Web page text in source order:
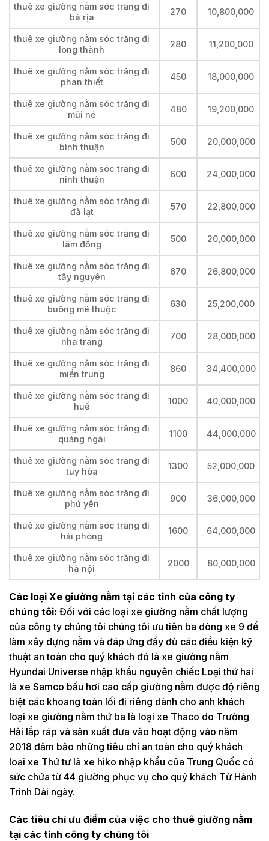
thuê xe giường nằm sóc trăng đi
bà rịa
270 10,800,000
thuê xe giường nằm sóc trăng đi
long thành
280 11,200,000
thuê xe giường nằm sóc trăng đi
phan thiết
450 18,000,000
thuê xe giường nằm sóc trăng đi
mũi né
480 19,200,000
thuê xe giường nằm sóc trăng đi
bình thuận
500 20,000,000
thuê xe giường nằm sóc trăng đi
ninh thuận
600 24,000,000
thuê xe giường nằm sóc trăng đi
đà lạt
570 22,800,000
thuê xe giường nằm sóc trăng đi
lâm đồng
500 20,000,000
thuê xe giường nằm sóc trăng đi
tây nguyên
670 26,800,000
thuê xe giường nằm sóc trăng đi
buông mê thuộc
630 25,200,000
thuê xe giường nằm sóc trăng đi
nha trang
700 28,000,000
thuê xe giường nằm sóc trăng đi
miền trung
860 34,400,000
thuê xe giường nằm sóc trăng đi
huế
1000 40,000,000
thuê xe giường nằm sóc trăng đi
quảng ngãi
1100 44,000,000
thuê xe giường nằm sóc trăng đi
tuy hòa
1300 52,000,000
thuê xe giường nằm sóc trăng đi
phú yên
900 36,000,000
thuê xe giường nằm sóc trăng đi
hải phòng
1600 64,000,000
thuê xe giường nằm sóc trăng đi
hà nội
2000 80,000,000
Các loại Xe giường nằm tại các tỉnh của công ty
chúng tôi: Đối với các loại xe giường nằm chất lượng
của công ty chúng tôi chúng tôi ưu tiên ba dòng xe 9 để
làm xây dựng nằm và đáp ứng đầy đủ các điều kiện kỹ
thuật an toàn cho quý khách đó là xe giường nằm
Hyundai Universe nhập khẩu nguyên chiếc Loại thứ hai
là xe Samco bầu hơi cao cấp giường nằm được độ riêng
biệt các khoang toàn lối đi riêng dành cho anh khách
loại xe giường nằm thứ ba là loại xe Thaco do Trường
Hải lắp ráp và sản xuất đưa vào hoạt động vào năm
2018 đảm bảo những tiêu chí an toàn cho quý khách
loại xe Thứ tư là xe hiko nhập khẩu của Trung Quốc có
sức chứa từ 44 giường phục vụ cho quý khách Tử Hành
Trình Dài ngày.
Các tiêu chí ưu điểm của việc cho thuê giường nằm
tại các tỉnh công ty chúng tôi